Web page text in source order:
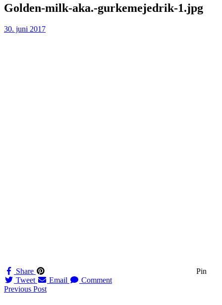
Skip
to
Golden-milk-aka.-gurkemejedrik-1.jpg
30. juni 2017
Share
Pin
Tweet
Email Comment
Navigation
Previous Post